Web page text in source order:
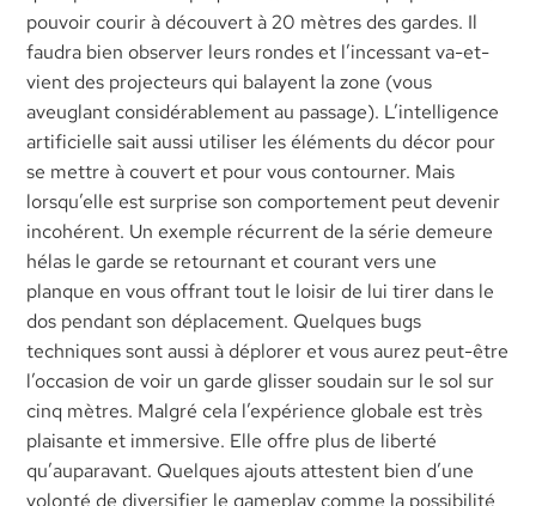
pouvoir courir à découvert à 20 mètres des gardes. Il
faudra bien observer leurs rondes et l’incessant va-et-
vient des projecteurs qui balayent la zone (vous
aveuglant considérablement au passage). L’intelligence
artificielle sait aussi utiliser les éléments du décor pour
se mettre à couvert et pour vous contourner. Mais
lorsqu’elle est surprise son comportement peut devenir
incohérent. Un exemple récurrent de la série demeure
hélas le garde se retournant et courant vers une
planque en vous offrant tout le loisir de lui tirer dans le
dos pendant son déplacement. Quelques bugs
techniques sont aussi à déplorer et vous aurez peut-être
l’occasion de voir un garde glisser soudain sur le sol sur
cinq mètres. Malgré cela l’expérience globale est très
plaisante et immersive. Elle offre plus de liberté
qu’auparavant. Quelques ajouts attestent bien d’une
volonté de diversifier le gameplay comme la possibilité